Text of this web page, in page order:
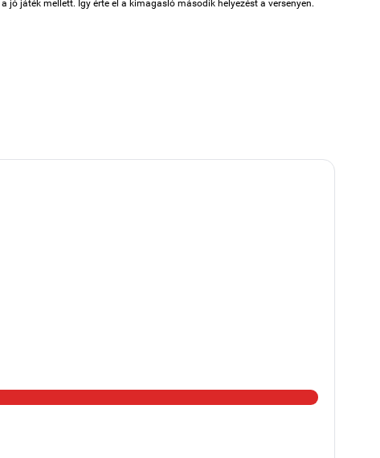
a jó játék mellett. Így érte el a kimagasló második helyezést a versenyen.